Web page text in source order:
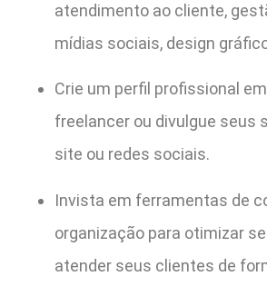
atendimento ao cliente,
mídias sociais, design
Crie um perfil profissional
freelancer ou divulgue seus
site ou redes sociais.
Invista em ferramentas de
organização para otimizar
atender seus clientes de